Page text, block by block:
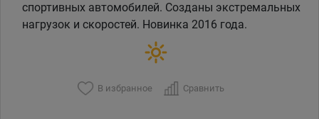
спортивных автомобилей. Созданы экстремальных
нагрузок и скоростей. Новинка 2016 года.
В избранное Сравнить